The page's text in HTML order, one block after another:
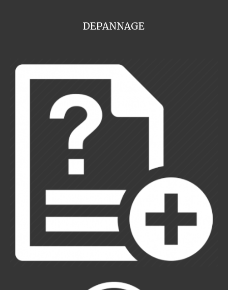
DEPANNAGE